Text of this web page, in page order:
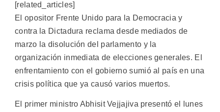
[related_articles]
El opositor Frente Unido para la Democracia y
contra la Dictadura reclama desde mediados de
marzo la disolución del parlamento y la
organización inmediata de elecciones generales. El
enfrentamiento con el gobierno sumió al país en una
crisis política que ya causó varios muertos.
El primer ministro Abhisit Vejjajiva presentó el lunes